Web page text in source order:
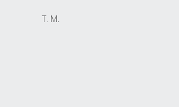
T. M.